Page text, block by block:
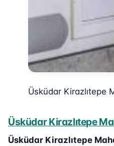
Üsküdar Kirazlıtepe
Üsküdar Kirazlıtepe
Üsküdar Kirazlıtepe